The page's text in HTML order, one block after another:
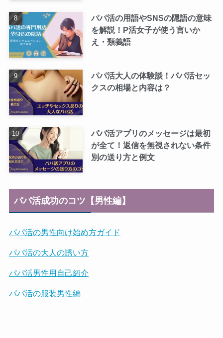
パパ活の用語やSNSの隠語の意味
を解説！P活女子が使う言いか
え・類義語
パパ活大人の体験談！パパ活セッ
クスの相場と内容は？
パパ活アプリのメッセージは最初
が全て！返信を無視されない条件
別の送り方と例文
パパ活成功のコツ【男性編】
パパ活の男性向け始め方ガイド
パパ活の大人の誘い方
パパ活男性用自己紹介
パパ活の服装男性編